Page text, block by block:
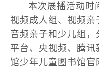
资源
资讯
联系
本次展播活动时
视频成人组、视频亲
音频亲子和少儿组，
平台、央视频、腾
馆少年儿童图书馆官